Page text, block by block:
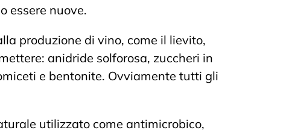
essere nuove.
produzione di vino, come il lievito,
anidride solforosa, zuccheri in
e bentonite. Ovviamente tutti gli
utilizzato come antimicrobico,